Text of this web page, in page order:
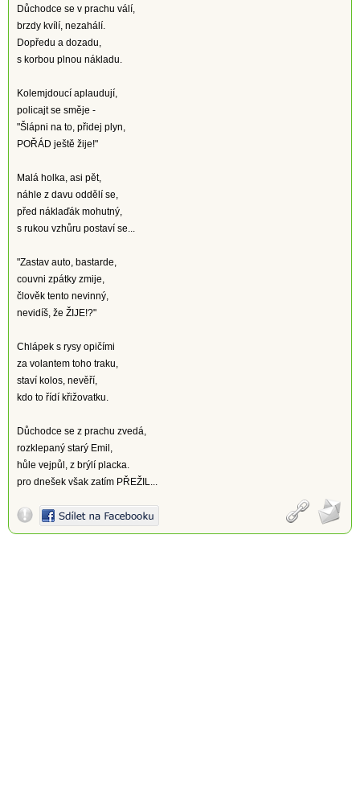
Důchodce se v prachu válí,
brzdy kvílí, nezahálí.
Dopředu a dozadu,
s korbou plnou nákladu.
Kolemjdoucí aplaudují,
policajt se směje -
"Šlápni na to, přidej plyn,
POŘÁD ještě žije!"
Malá holka, asi pět,
náhle z davu oddělí se,
před náklaďák mohutný,
s rukou vzhůru postaví se...
"Zastav auto, bastarde,
couvni zpátky zmije,
člověk tento nevinný,
nevidíš, že ŽIJE!?"
Chlápek s rysy opičími
za volantem toho traku,
staví kolos, nevěří,
kdo to řídí křižovatku.
Důchodce se z prachu zvedá,
rozklepaný starý Emil,
hůle vejpůl, z brýlí placka.
pro dnešek však zatím PŘEŽIL...